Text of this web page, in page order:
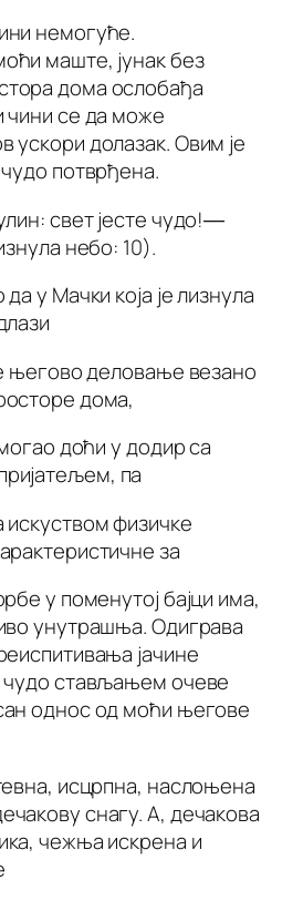
немогуће.
маште, јунак без
дома ослобађа
чини се да може
ускори долазак. Овим је
потврђена.
свет јесте чудо!―
небо: 10).
у Мачки која је лизнула
његово деловање везано
дома,
могао доћи у додир са
па
физичке
за
у поменутој бајци има,
унутрашња. Одиграва
јачине
чудо стављањем очеве
однос од моћи његове
исцрпна, наслоњена
снагу. А, дечакова
чежња искрена и